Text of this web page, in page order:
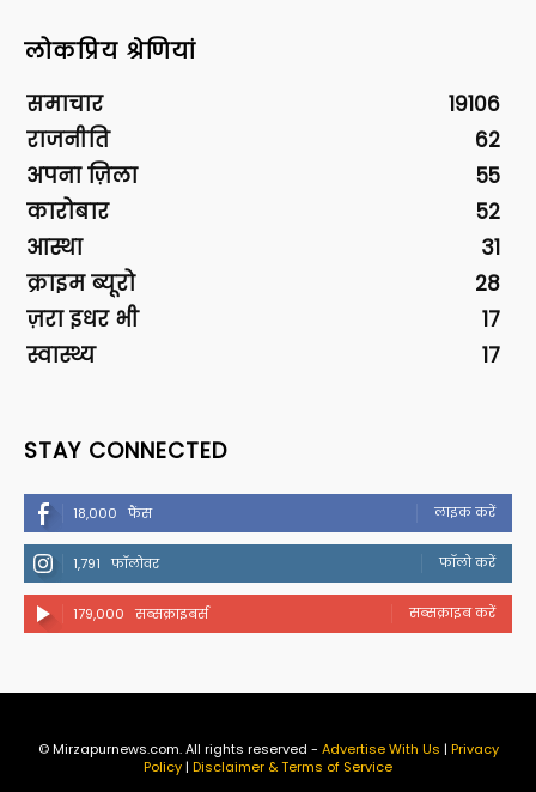
लोकप्रिय श्रेणियां
समाचार
19106
राजनीति
62
अपना ज़िला
55
कारोबार
52
आस्था
31
क्राइम ब्यूरो
28
ज़रा इधर भी
17
स्वास्थ्य
17
STAY CONNECTED
18,000 फैंस लाइक करें
1,791 फॉलोवर फॉलो करें
179,000 सब्सक्राइबर्स सब्सक्राइब करें
© Mirzapurnews.com. All rights reserved - Advertise With Us | Privacy
Policy| Disclaimer & Terms of Service